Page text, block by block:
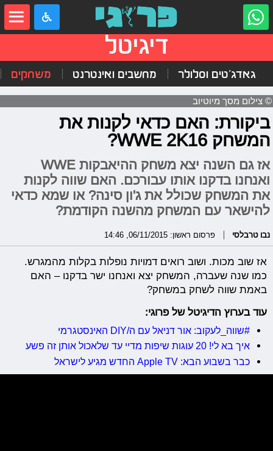
דיגיטל
גאדג'טים וסלולר מחשבים ואינטרנט משחקים
© צילום מסך מיוטיוב
ביקורת: האם כדאי לקנות את
המשחק WWE 2K16?
אז גם השנה יצא משחק ההיאבקות WWE
ואנחנו בדקנו אותו עבורכם. האם שווה לקנות
את המשחק שכולל את ג'ון סינה? או שמא כדאי
להישאר עם המשחק מהשנה הקודמת?
נבו טרבלסי פרסום ראשון: 06/11/2015, 14:46
אז שוב מכות. ושוב רואים דמויות נופלות בקלות מהמגרש.
כמו שנה שעברה, המשחק יצא ואנחנו ישר בדקנו – האם
באמת שווה לשחק במשחק?
עוד בערוץ הדיגיטל של פרוגי:
#שווה_לעקוב: אור דניאל עם ה/DIY האינסטגרמי
איך בא לי! 20 עוגות שיפות מדיי עד שלאכול אותן זה פשע
כבר בשבוע הבא: Apple TV החדש מגיע לישראל